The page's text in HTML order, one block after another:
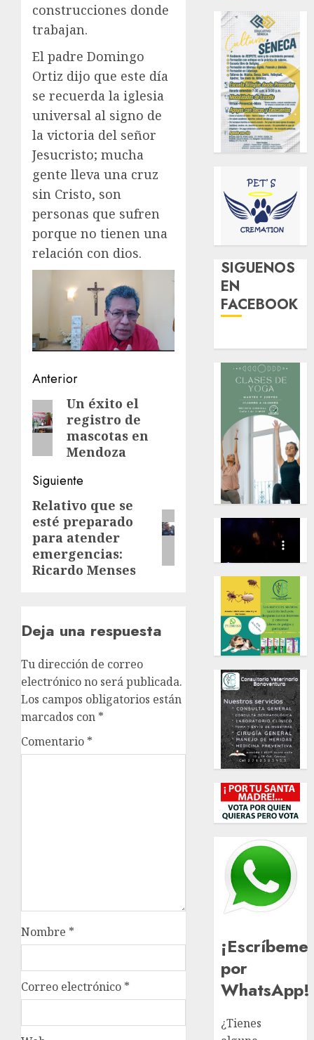
construcciones donde
trabajan.
El padre Domingo
Ortiz dijo que este día
se recuerda la iglesia
universal al signo de
la victoria del señor
Jesucristo; mucha
gente lleva una cruz
sin Cristo, son
personas que sufren
porque no tienen una
relación con dios.
Navegación
de
entradas
Anterior
Entrada
anterior:
Un éxito el
registro de
mascotas en
Mendoza
Siguiente
Siguiente
entrada:
Relativo que se
esté preparado
para atender
emergencias:
Ricardo Menses
Deja una respuesta
Tu dirección de correo
electrónico no será publicada.
Los campos obligatorios están
marcados con *
Comentario *
Nombre *
Correo electrónico *
SIGUENOS
EN
FACEBOOK
¡Escríbeme
por
WhatsApp!
¿Tienes